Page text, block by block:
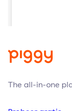
The all-in-one